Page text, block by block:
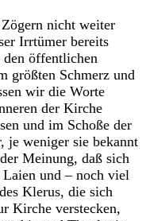
nicht weiter
Irrtümer bereits
öffentlichen
größten Schmerz und
wir die Worte
der Kirche
und im Schoße der
je weniger sie bekannt
Meinung, daß sich
und – noch viel
Klerus, die sich
Kirche verstecken,